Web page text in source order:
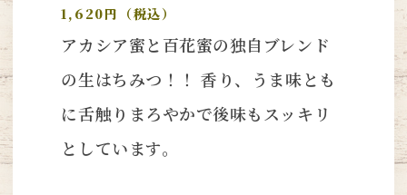
1,620円（税込）
アカシア蜜と百花蜜の独自ブレンド
の生はちみつ！！ 香り、うま味とも
に舌触りまろやかで後味もスッキリ
としています。